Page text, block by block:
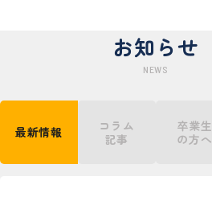
お知らせ
NEWS
最新情報
コラム
記事
卒業生
の方へ